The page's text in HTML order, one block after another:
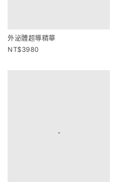
外泌體超導精華
3980